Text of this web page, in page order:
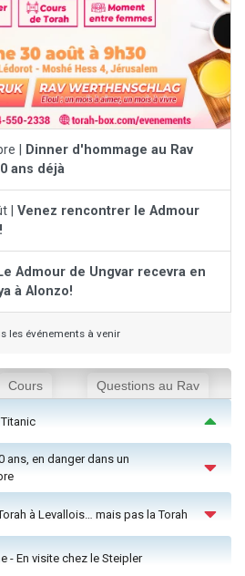
|
Dinner d'hommage au Rav
ans déjà
| Venez rencontrer le Admour
Le Admour de Ungvar recevra en
à Alonzo!
les événements à venir
Cours Questions au Rav
ans, en danger dans un
à Levallois… mais pas la Torah
- En visite chez le Steipler